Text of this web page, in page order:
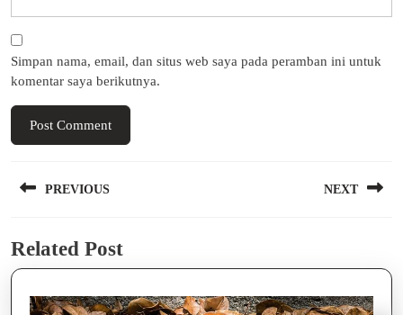
Simpan nama, email, dan situs web saya pada peramban ini untuk
komentar saya berikutnya.
pos
PREVIOUS
post:
NEXT
Related Post